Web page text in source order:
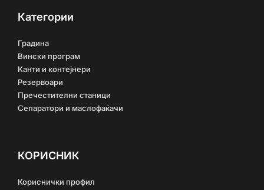
Категории
Градина
Вински програм
Канти и контејнери
Резервоари
Пречестителни станици
Сепаратори и маслофаќачи
КОРИСНИК
Кориснички профил